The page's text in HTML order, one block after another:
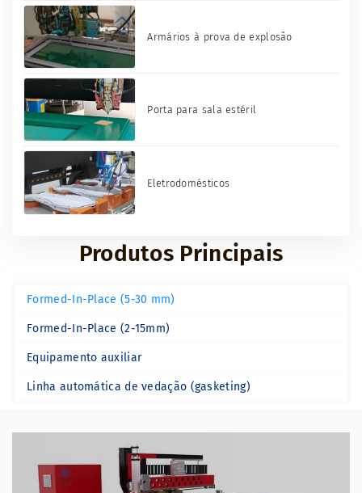
Armários à prova de explosão
Porta para sala estéril
Eletrodomésticos
Produtos Principais
Formed-In-Place (5-30 mm)
Formed-In-Place (2-15mm)
Equipamento auxiliar
Linha automática de vedação (gasketing)